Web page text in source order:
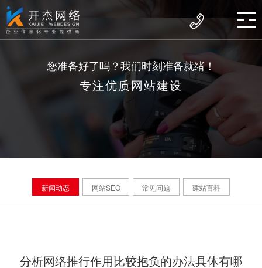
您准备好了吗？我们时刻准备就绪！
专注优质网站建设
新闻动态 网站SEO 常见问题 建站百科
分析网络推行作用比较抱负的办法具体有哪